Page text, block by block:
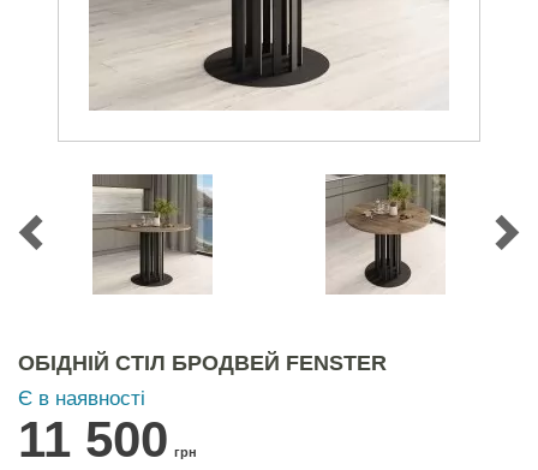
ОБІДНІЙ СТІЛ БРОДВЕЙ FENSTER
Є в наявності
11 500 грн